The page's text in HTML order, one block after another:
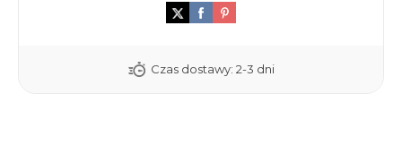
Czas dostawy: 2-3 dni